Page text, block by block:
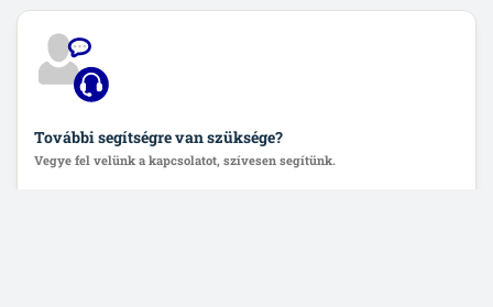
További segítségre van szüksége?
Vegye fel velünk a kapcsolatot, szívesen segítünk.